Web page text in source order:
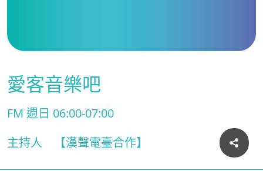
愛客音樂吧
FM 週日 06:00-07:00
主持人
【漢聲電臺合作】